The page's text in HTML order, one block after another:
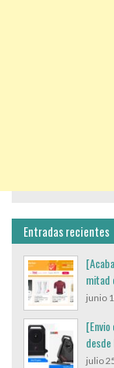
Entradas recientes
mitad
junio
julio